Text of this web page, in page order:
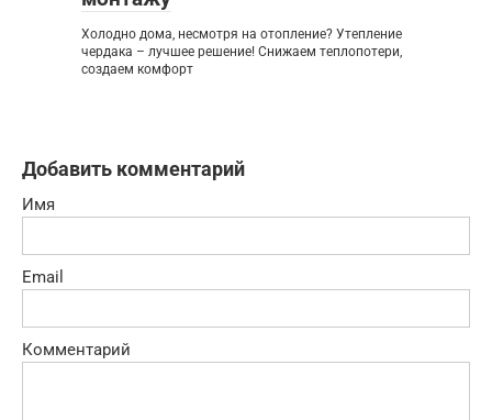
Холодно дома, несмотря на отопление? Утепление
чердака – лучшее решение! Снижаем теплопотери,
создаем комфорт
Добавить комментарий
Имя
Email
Комментарий